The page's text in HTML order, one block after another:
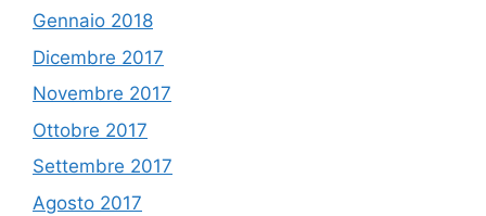
Gennaio 2018
Dicembre 2017
Novembre 2017
Ottobre 2017
Settembre 2017
Agosto 2017